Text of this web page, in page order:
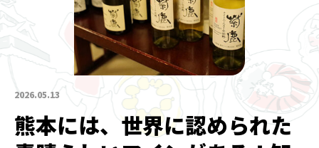
2026.05.13
熊本には、世界に認められた